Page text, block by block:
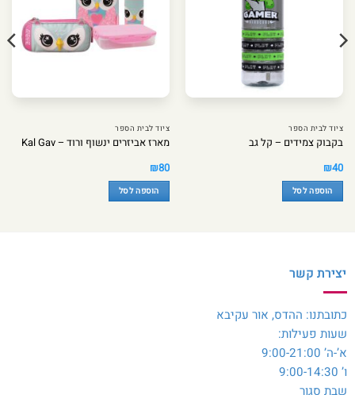
ציוד לבית הספר
בקבוק צמידים – קל גב
₪40
הוספה לסל
ציוד לבית הספר
מארז אביזרים ינשוף ורוד – Kal Gav
₪80
הוספה לסל
יצירת קשר
כתובתנו: ההדס, אור עקיבא
שעות פעילות:
א’-ה’ 9:00-21:00
ו’ 9:00-14:30
שבת סגור